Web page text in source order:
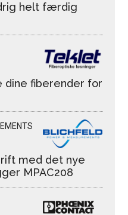
helt færdig
dine fiberender for
med det nye
MPAC208